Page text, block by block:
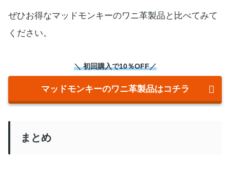
ぜひお得なマッドモンキーのワニ革製品と比べてみて
ください。
＼ 初回購入で10％OFF／
マッドモンキーのワニ革製品はコチラ
まとめ